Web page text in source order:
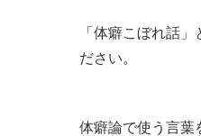
「体癖こぼれ話
ださい。
体癖論で使う言葉